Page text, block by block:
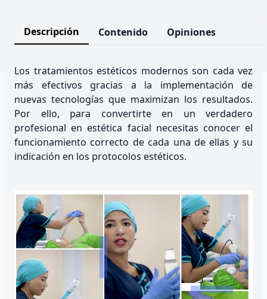
Descripción Contenido Opiniones
Los tratamientos estéticos modernos son cada vez
más efectivos gracias a la implementación de
nuevas tecnologías que maximizan los resultados.
Por ello, para convertirte en un verdadero
profesional en estética facial necesitas conocer el
funcionamiento correcto de cada una de ellas y su
indicación en los protocolos estéticos.